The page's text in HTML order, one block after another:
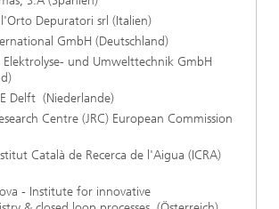
Depuratori srl (Italien)
GmbH (Deutschland)
Elektrolyse- und Umwelttechnik GmbH
Delft (Niederlande)
Centre (JRC) European Commission
Català de Recerca de l'Aigua (ICRA)
- Institute for innovative